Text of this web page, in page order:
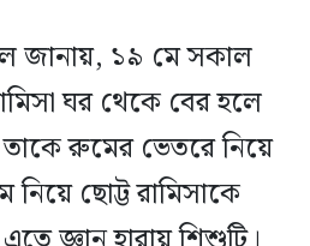
জানায়, ১৯ মে সকাল
ঘর থেকে বের হলে
তাকে রুমের ভেতরে নিয়ে
ছোট্ট রামিসাকে